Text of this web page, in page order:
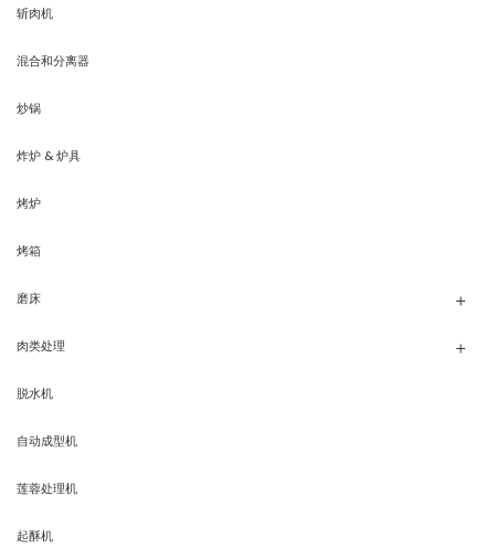
斩肉机
混合和分离器
炒锅
炸炉 & 炉具
烤炉
烤箱
磨床
肉类处理
脱水机
自动成型机
莲蓉处理机
起酥机